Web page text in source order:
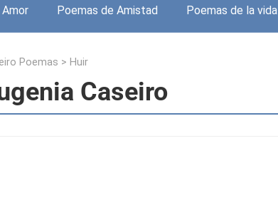
Poemas de Amistad Poemas de la vida
Poemas > Huir
Caseiro